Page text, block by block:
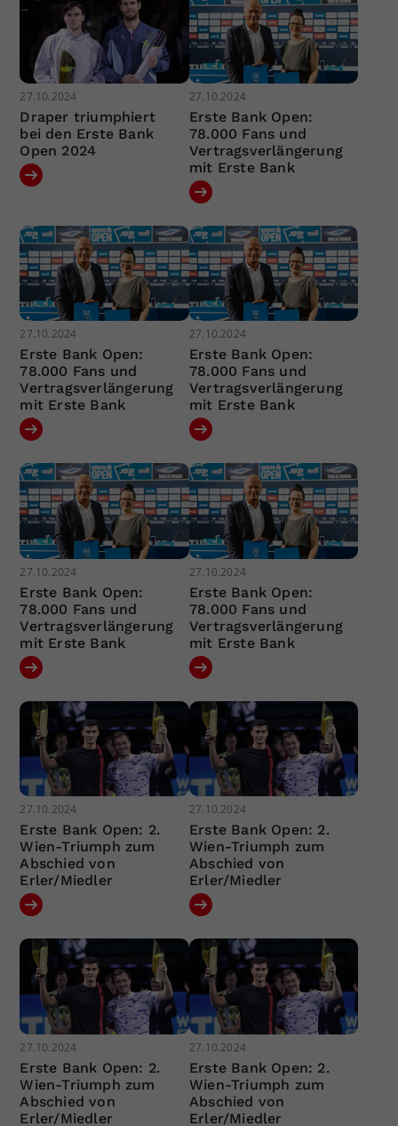
27.10.2024
Draper triumphiert
bei den Erste Bank
Open 2024
27.10.2024
Erste Bank Open:
78.000 Fans und
Vertragsverlängerung
mit Erste Bank
27.10.2024
Erste Bank Open:
78.000 Fans und
Vertragsverlängerung
mit Erste Bank
27.10.2024
Erste Bank Open:
78.000 Fans und
Vertragsverlängerung
mit Erste Bank
27.10.2024
Erste Bank Open:
78.000 Fans und
Vertragsverlängerung
mit Erste Bank
27.10.2024
Erste Bank Open:
78.000 Fans und
Vertragsverlängerung
mit Erste Bank
27.10.2024
Erste Bank Open: 2.
Wien-Triumph zum
Abschied von
Erler/Miedler
27.10.2024
Erste Bank Open: 2.
Wien-Triumph zum
Abschied von
Erler/Miedler
27.10.2024
Erste Bank Open: 2.
Wien-Triumph zum
Abschied von
Erler/Miedler
27.10.2024
Erste Bank Open: 2.
Wien-Triumph zum
Abschied von
Erler/Miedler